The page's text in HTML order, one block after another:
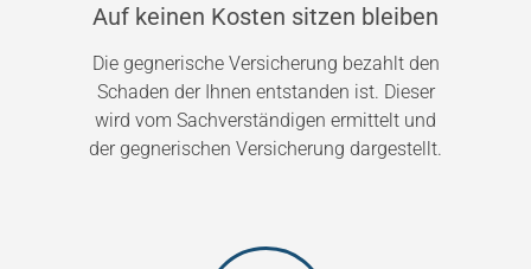
Auf keinen Kosten sitzen bleiben
Die gegnerische Versicherung bezahlt den
Schaden der Ihnen entstanden ist. Dieser
wird vom Sachverständigen ermittelt und
der gegnerischen Versicherung dargestellt.